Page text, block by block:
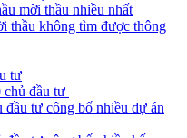
mời thầu nhiều nhất
thầu không tìm được thông
tư
chủ đầu tư
đầu tư công bố nhiều dự án